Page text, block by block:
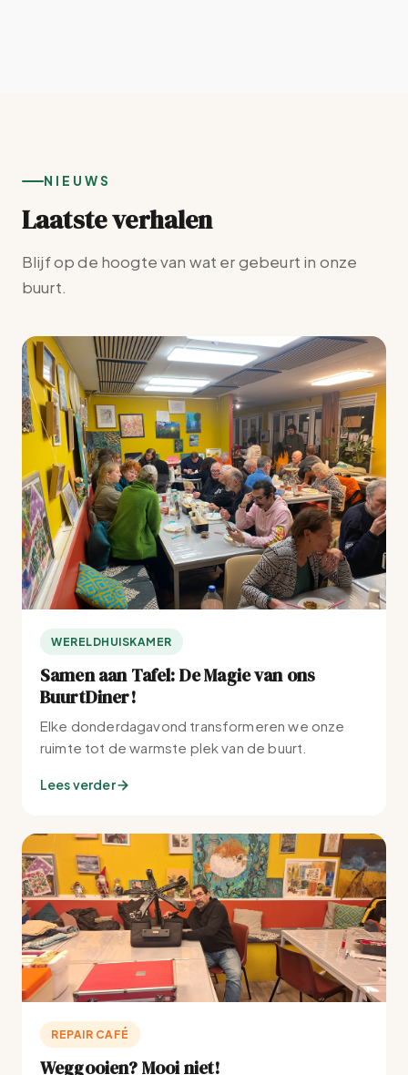
NIEUWS
Laatste verhalen
Blijf op de hoogte van wat er gebeurt in onze
buurt.
WERELDHUISKAMER
Samen aan Tafel: De Magie van ons
BuurtDiner!
Elke donderdagavond transformeren we onze
ruimte tot de warmste plek van de buurt.
Lees verder
REPAIR CAFÉ
Weggooien? Mooi niet!